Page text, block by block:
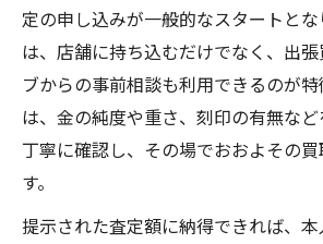
定の申し込みが一般的なスタートと
は、店舗に持ち込むだけでなく、出
ブからの事前相談も利用できるのが
は、金の純度や重さ、刻印の有無な
丁寧に確認し、その場でおおよその
す。
提示された査定額に納得できれば、